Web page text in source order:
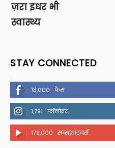
ज़रा इधर भी
स्वास्थ्य
STAY CONNECTED
18,000 फैंस
1,791 फॉलोवर
179,000 सब्सक्राइबर्स